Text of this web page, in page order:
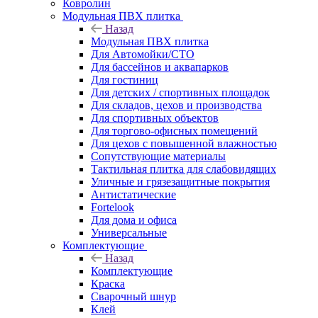
Ковролин
Модульная ПВХ плитка
Назад
Модульная ПВХ плитка
Для Автомойки/СТО
Для бассейнов и аквапарков
Для гостиниц
Для детских / спортивных площадок
Для складов, цехов и производства
Для спортивных объектов
Для торгово-офисных помещений
Для цехов с повышенной влажностью
Сопутствующие материалы
Тактильная плитка для слабовидящих
Уличные и грязезащитные покрытия
Антистатические
Fortelook
Для дома и офиса
Универсальные
Комплектующие
Назад
Комплектующие
Краска
Сварочный шнур
Клей